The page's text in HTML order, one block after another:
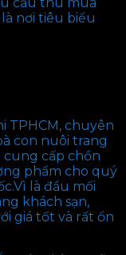
nơi tiêu biểu
TPHCM, chuyên
con nuôi trang
cung cấp chồn
phẩm cho quý
là đầu mối
khách sạn,
giá tốt và rất ổn